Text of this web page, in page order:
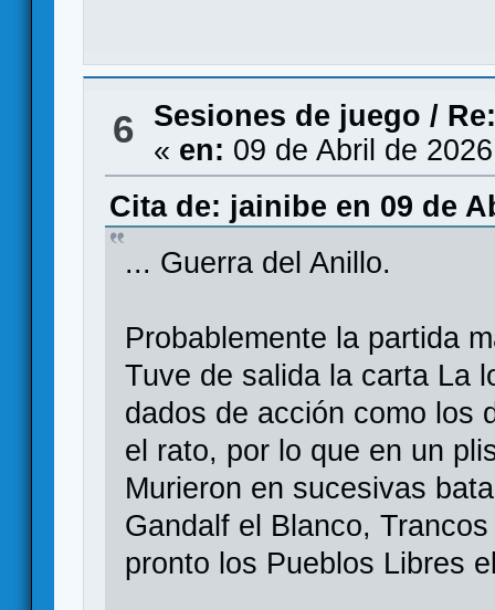
6 Sesiones de juego /
« en: 09 de Abril de
Cita de: jainibe en 09 de
... Guerra del Anillo.
Probablemente la partida
Tuve de salida la carta La
dados de acción como los
el rato, por lo que en un
Murieron en sucesivas
Gandalf el Blanco,
pronto los Pueblos Libres